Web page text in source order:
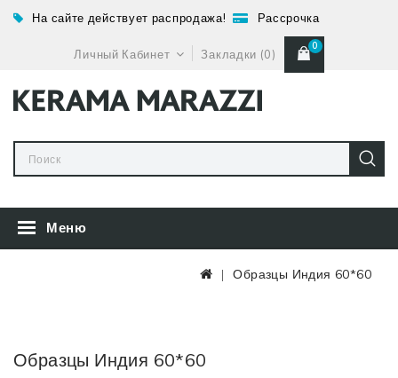
На сайте действует распродажа! Рассрочка
Личный Кабинет Закладки (0)
0
Меню
Образцы Индия 60*60
Образцы Индия 60*60